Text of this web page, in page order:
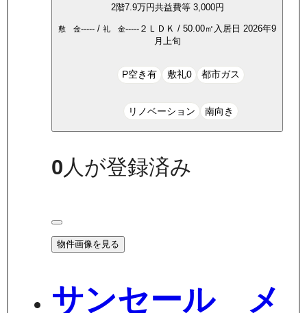
2階7.9万円共益費等 3,000円
敷 金----- / 礼 金----- ２ＬＤＫ / 50.00㎡ 入居日 2026年9
月上旬
P空き有 敷礼0 都市ガス
リノベーション 南向き
0 人が登録済み
物件画像を見る
サンセール メ